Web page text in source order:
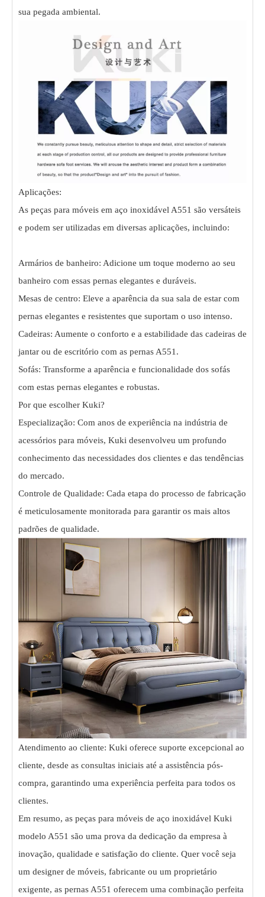
sua pegada ambiental.
Aplicações:
As peças para móveis em aço inoxidável A551 são versáteis
e podem ser utilizadas em diversas aplicações, incluindo:
Armários de banheiro: Adicione um toque moderno ao seu
banheiro com essas pernas elegantes e duráveis.
Mesas de centro: Eleve a aparência da sua sala de estar com
pernas elegantes e resistentes que suportam o uso intenso.
Cadeiras: Aumente o conforto e a estabilidade das cadeiras de
jantar ou de escritório com as pernas A551.
Sofás: Transforme a aparência e funcionalidade dos sofás
com estas pernas elegantes e robustas.
Por que escolher Kuki?
Especialização: Com anos de experiência na indústria de
acessórios para móveis, Kuki desenvolveu um profundo
conhecimento das necessidades dos clientes e das tendências
do mercado.
Controle de Qualidade: Cada etapa do processo de fabricação
é meticulosamente monitorada para garantir os mais altos
padrões de qualidade.
Atendimento ao cliente: Kuki oferece suporte excepcional ao
cliente, desde as consultas iniciais até a assistência pós-
compra, garantindo uma experiência perfeita para todos os
clientes.
Em resumo, as peças para móveis de aço inoxidável Kuki
modelo A551 são uma prova da dedicação da empresa à
inovação, qualidade e satisfação do cliente. Quer você seja
um designer de móveis, fabricante ou um proprietário
exigente, as pernas A551 oferecem uma combinação perfeita